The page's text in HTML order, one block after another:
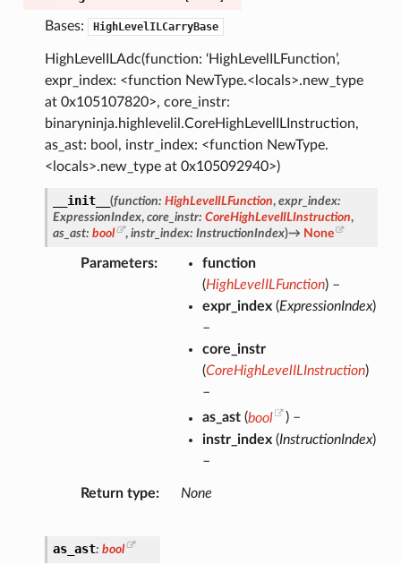
Bases: HighLevelILCarryBase
HighLevelILAdc(function: ‘HighLevelILFunction’,
expr_index: <function NewType.<locals>.new_type
at 0x105107820>, core_instr:
binaryninja.highlevelil.CoreHighLevelILInstruction,
as_ast: bool, instr_index: <function NewType.
<locals>.new_type at 0x105092940>)
__init__ (function: HighLevelILFunction, expr_index:
ExpressionIndex, core_instr: CoreHighLevelILInstruction,
as_ast: bool ,instr_index: InstructionIndex)→ None
Parameters
function
(HighLevelILFunction) –
expr_index(ExpressionIndex)
–
core_instr
(CoreHighLevelILInstruction)
–
as_ast(bool
) –
instr_index(InstructionIndex)
–
Return type None
as_ast: bool